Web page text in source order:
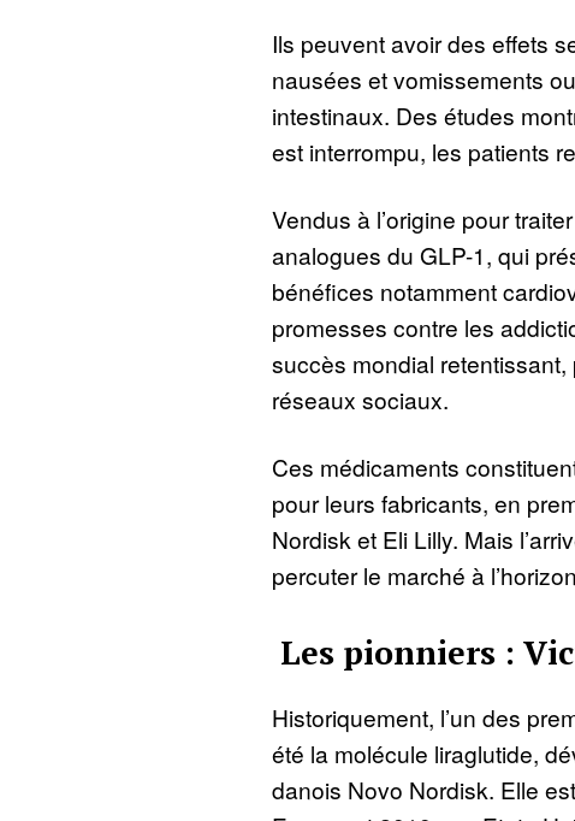
Ils peuvent avoir des effets
nausées et vomissements
intestinaux. Des études
est interrompu, les patients
Vendus à l’origine pour
analogues du GLP-1, qui
bénéfices notamment
promesses contre les
succès mondial
réseaux sociaux.
Ces médicaments
pour leurs fabricants, en
Nordisk et Eli Lilly. Mais
percuter le marché à
Les pionniers :
Historiquement, l’un des
été la molécule liraglutide,
danois Novo Nordisk. Elle